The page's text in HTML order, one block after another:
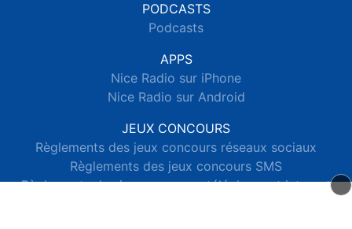
PODCASTS
Podcasts
APPS
Nice Radio sur iPhone
Nice Radio sur Android
JEUX CONCOURS
Règlements des jeux concours réseaux sociaux
Règlements des jeux concours SMS
Règlements des jeux concours téléphone et internet